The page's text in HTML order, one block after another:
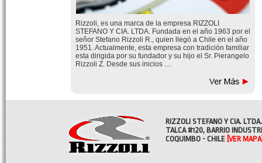
Rizzoli, es una marca de la empresa RIZZOLI
STEFANO Y CIA. LTDA. Fundada en el año 1963 por el
señor Stefano Rizzoli R., quien llegó a Chile en el año
1951. Actualmente, esta empresa con tradición familiar
esta dirigida por su fundador y su hijo el Sr. Pierangelo
Rizzoli Z. Desde sus inicios ....
RIZZOLI STEFANO Y CIA. LTDA.
TALCA #120, BARRIO
COQUIMBO - CHILE [VER